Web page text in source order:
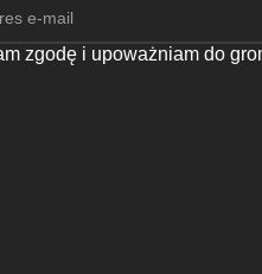
zgodę i upoważniam do